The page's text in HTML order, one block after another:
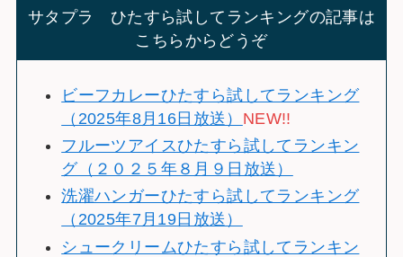
サタプラ ひたすら試してランキングの記事は
こちらからどうぞ
ビーフカレーひたすら試してランキング
（2025年8月16日放送） NEW!!
フルーツアイスひたすら試してランキン
グ（２０２５年８月９日放送）
洗濯ハンガーひたすら試してランキング
（2025年7月19日放送）
シュークリームひたすら試してランキン